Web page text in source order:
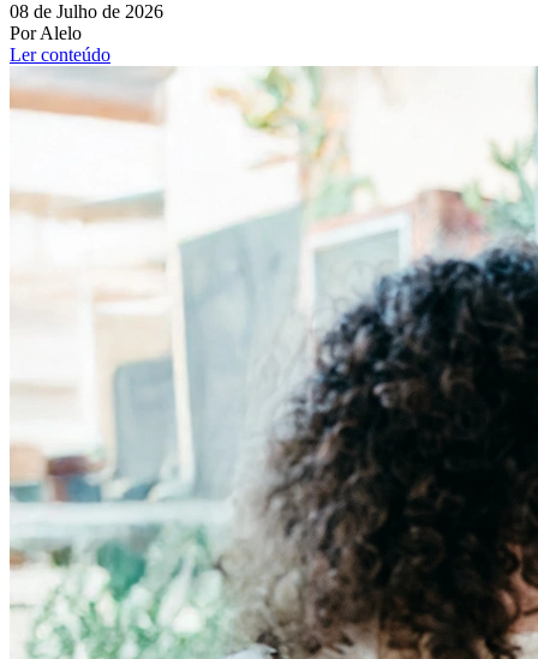
08 de Julho de 2026
Por Alelo
Ler conteúdo